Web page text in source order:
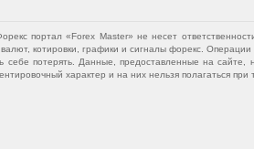
портал «Forex Master» не несет
котировки, графики и сигналы форекс.
себе потерять. Данные, предоставленные на
характер и на них нельзя полагаться при